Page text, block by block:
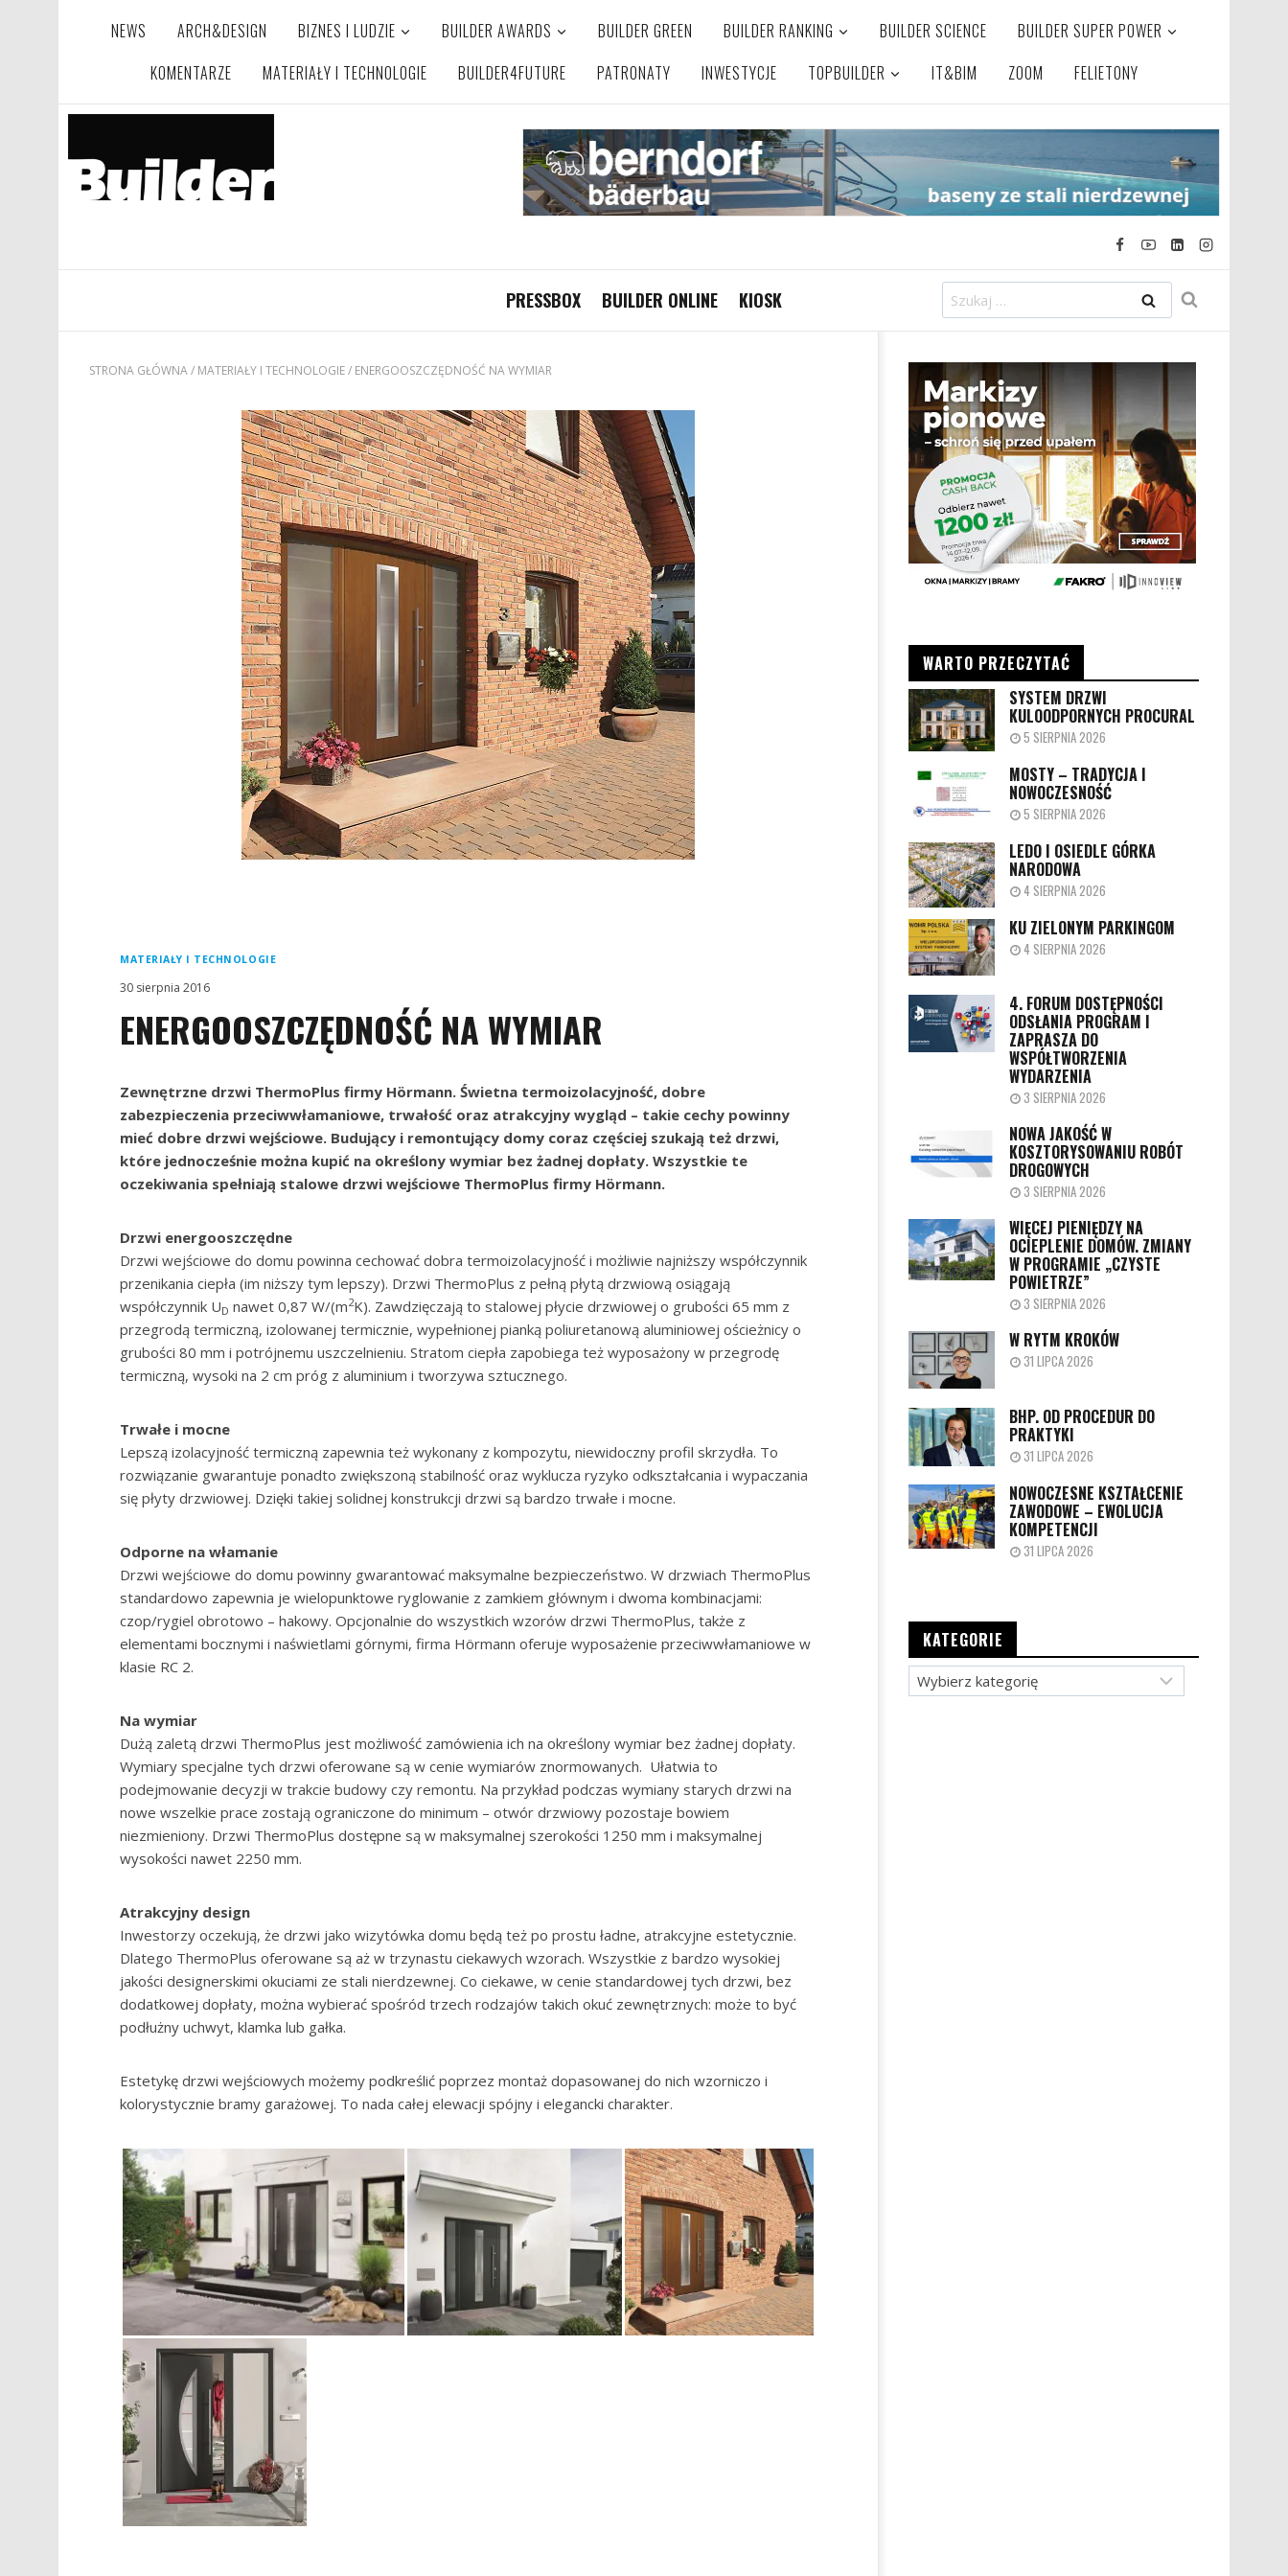
NEWS ARCH&DESIGN BIZNES I LUDZIE BUILDER AWARDS BUILDER GREEN BUILDER RANKING BUILDER SCIENCE
BUILDER SUPER POWER
KOMENTARZE
MATERIAŁY I TECHNOLOGIE BUILDER4FUTURE PATRONATY INWESTYCJE TOPBUILDER IT&BIM ZOOM FELIETONY
PRESSBOX BUILDER ONLINE KIOSK
STRONA GŁÓWNA/ MATERIAŁY I TECHNOLOGIE/ ENERGOOSZCZĘDNOŚĆ NA WYMIAR
MATERIAŁY I TECHNOLOGIE
30 sierpnia 2016
ENERGOOSZCZĘDNOŚĆ NA WYMIAR
Zewnętrzne drzwi ThermoPlus firmy Hörmann. Świetna termoizolacyjność, dobre
zabezpieczenia przeciwwłamaniowe, trwałość oraz atrakcyjny wygląd – takie cechy powinny
mieć dobre drzwi wejściowe. Budujący i remontujący domy coraz częściej szukają też drzwi,
które jednocześnie można kupić na określony wymiar bez żadnej dopłaty. Wszystkie te
oczekiwania spełniają stalowe drzwi wejściowe ThermoPlus firmy Hörmann.
Drzwi energooszczędne
Drzwi wejściowe do domu powinna cechować dobra termoizolacyjność i możliwie najniższy współczynnik
przenikania ciepła (im niższy tym lepszy). Drzwi ThermoPlus z pełną płytą drzwiową osiągają
współczynnik UD nawet 0,87 W/(m2K). Zawdzięczają to stalowej płycie drzwiowej o grubości 65 mm z
przegrodą termiczną, izolowanej termicznie, wypełnionej pianką poliuretanową aluminiowej ościeżnicy o
grubości 80 mm i potrójnemu uszczelnieniu. Stratom ciepła zapobiega też wyposażony w przegrodę
termiczną, wysoki na 2 cm próg z aluminium i tworzywa sztucznego.
Trwałe i mocne
Lepszą izolacyjność termiczną zapewnia też wykonany z kompozytu, niewidoczny profil skrzydła. To
rozwiązanie gwarantuje ponadto zwiększoną stabilność oraz wyklucza ryzyko odkształcania i wypaczania
się płyty drzwiowej. Dzięki takiej solidnej konstrukcji drzwi są bardzo trwałe i mocne.
Odporne na włamanie
Drzwi wejściowe do domu powinny gwarantować maksymalne bezpieczeństwo. W drzwiach ThermoPlus
standardowo zapewnia je wielopunktowe ryglowanie z zamkiem głównym i dwoma kombinacjami:
czop/rygiel obrotowo – hakowy. Opcjonalnie do wszystkich wzorów drzwi ThermoPlus, także z
elementami bocznymi i naświetlami górnymi, firma Hörmann oferuje wyposażenie przeciwwłamaniowe w
klasie RC 2.
Na wymiar
Dużą zaletą drzwi ThermoPlus jest możliwość zamówienia ich na określony wymiar bez żadnej dopłaty.
Wymiary specjalne tych drzwi oferowane są w cenie wymiarów znormowanych. Ułatwia to
podejmowanie decyzji w trakcie budowy czy remontu. Na przykład podczas wymiany starych drzwi na
nowe wszelkie prace zostają ograniczone do minimum – otwór drzwiowy pozostaje bowiem
niezmieniony. Drzwi ThermoPlus dostępne są w maksymalnej szerokości 1250 mm i maksymalnej
wysokości nawet 2250 mm.
Atrakcyjny design
Inwestorzy oczekują, że drzwi jako wizytówka domu będą też po prostu ładne, atrakcyjne estetycznie.
Dlatego ThermoPlus oferowane są aż w trzynastu ciekawych wzorach. Wszystkie z bardzo wysokiej
jakości designerskimi okuciami ze stali nierdzewnej. Co ciekawe, w cenie standardowej tych drzwi, bez
dodatkowej dopłaty, można wybierać spośród trzech rodzajów takich okuć zewnętrznych: może to być
podłużny uchwyt, klamka lub gałka.
Estetykę drzwi wejściowych możemy podkreślić poprzez montaż dopasowanej do nich wzorniczo i
kolorystycznie bramy garażowej. To nada całej elewacji spójny i elegancki charakter.
WARTO PRZECZYTAĆ
SYSTEM DRZWI
KULOODPORNYCH PROCURAL
5 SIERPNIA 2026
MOSTY – TRADYCJA I
NOWOCZESNOŚĆ
5 SIERPNIA 2026
LEDO I OSIEDLE GÓRKA
NARODOWA
4 SIERPNIA 2026
KU ZIELONYM PARKINGOM
4 SIERPNIA 2026
4. FORUM DOSTĘPNOŚCI
ODSŁANIA PROGRAM I
ZAPRASZA DO
WSPÓŁTWORZENIA
WYDARZENIA
3 SIERPNIA 2026
NOWA JAKOŚĆ W
KOSZTORYSOWANIU ROBÓT
DROGOWYCH
3 SIERPNIA 2026
WIĘCEJ PIENIĘDZY NA
OCIEPLENIE DOMÓW. ZMIANY
W PROGRAMIE „CZYSTE
POWIETRZE”
3 SIERPNIA 2026
W RYTM KROKÓW
31 LIPCA 2026
BHP. OD PROCEDUR DO
PRAKTYKI
31 LIPCA 2026
NOWOCZESNE KSZTAŁCENIE
ZAWODOWE – EWOLUCJA
KOMPETENCJI
31 LIPCA 2026
KATEGORIE